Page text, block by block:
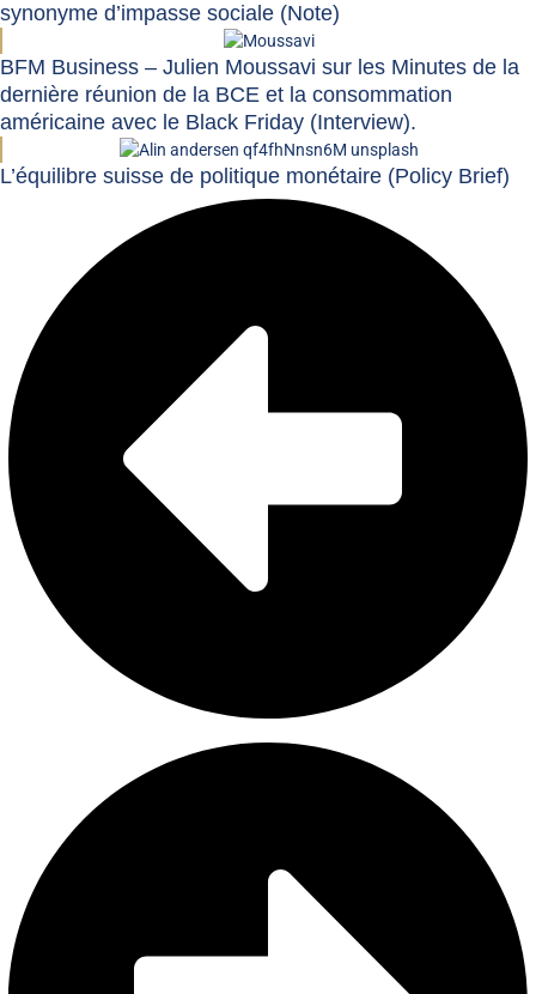
synonyme d’impasse sociale (Note)
BFM Business – Julien Moussavi sur les Minutes de la
dernière réunion de la BCE et la consommation
américaine avec le Black Friday (Interview).
L’équilibre suisse de politique monétaire (Policy Brief)